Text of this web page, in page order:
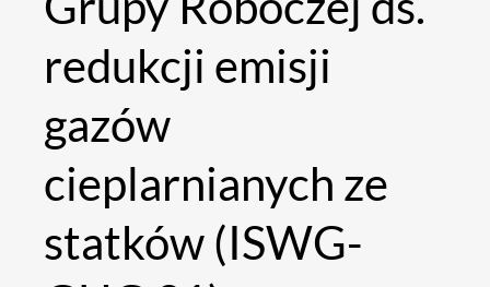
redukcji emisji
gazów
cieplarnianych ze
statków (ISWG-